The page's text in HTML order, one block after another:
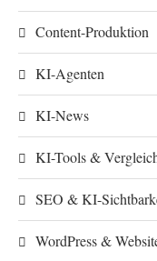
Content-Produktion
KI-Agenten
KI-News
KI-Tools &
SEO & KI-
WordPress &